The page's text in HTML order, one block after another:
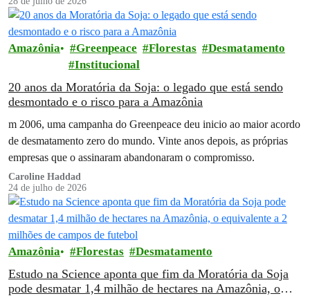
Amazônia Greenpeace Florestas
Desmatamento
Institucional
20 anos da Moratória da Soja: o legado que está sendo
desmontado e o risco para a Amazônia
m 2006, uma campanha do Greenpeace deu inicio ao maior acordo
de desmatamento zero do mundo. Vinte anos depois, as próprias
empresas que o assinaram abandonaram o compromisso.
Caroline Haddad
24 de julho de 2026
Amazônia Florestas Desmatamento
Estudo na Science aponta que fim da Moratória da Soja
pode desmatar 1,4 milhão de hectares na Amazônia, o